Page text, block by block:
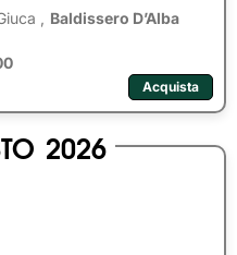
,
Baldissero D’Alba
Acquista
2026